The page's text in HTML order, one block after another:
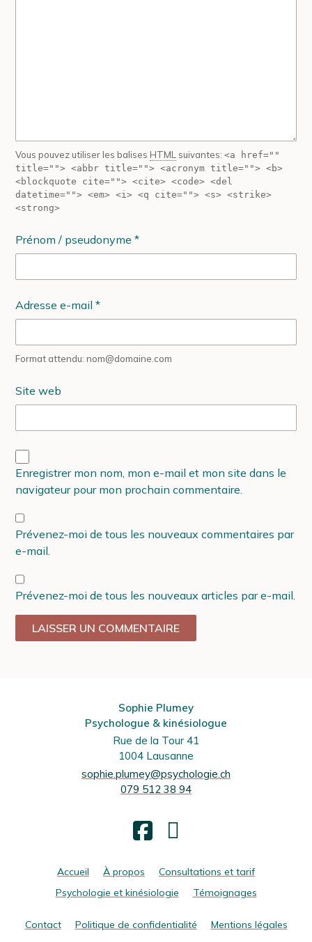
Vous pouvez utiliser les balisesHTML suivantes:<a href=""
title=""> <abbr title=""> <acronym title=""> <b>
<blockquote cite=""> <cite> <code> <del
datetime=""> <em> <i> <q cite=""> <s> <strike>
<strong>
Prénom / pseudonyme*
Adresse e-mail*
Format attendu: nom@domaine.com
Site web
Enregistrer mon nom, mon e-mail et mon site dans le
navigateur pour mon prochain commentaire.
Prévenez-moi de tous les nouveaux commentaires par
e-mail.
Prévenez-moi de tous les nouveaux articles par e-mail.
Sophie Plumey
Psychologue & kinésiologue
Rue de la Tour 41
1004 Lausanne
sophie.plumey@psychologie.ch
079 512 38 94
Facebook
Accueil À propos
Consultations et tarif
Psychologie et kinésiologie
Témoignages
Contact Politique de confidentialité Mentions légales